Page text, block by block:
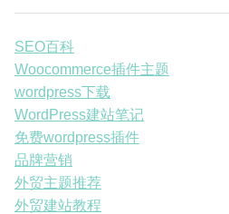
SEO百科
Woocommerce插件主题
wordpress下载
WordPress建站笔记
免费wordpress插件
品牌营销
外贸主题推荐
外贸建站教程